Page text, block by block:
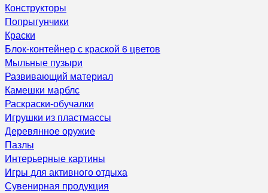
Конструкторы
Попрыгунчики
Краски
Блок-контейнер с краской 6 цветов
Мыльные пузыри
Развивающий материал
Камешки марблс
Раскраски-обучалки
Игрушки из пластмассы
Деревянное оружие
Пазлы
Интерьерные картины
Игры для активного отдыха
Сувенирная продукция